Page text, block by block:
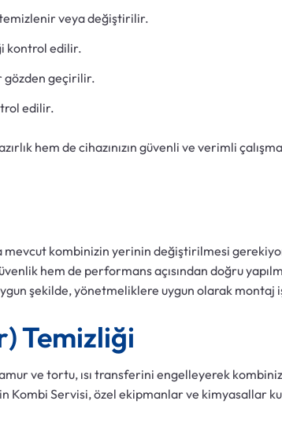
veya değiştirilir.
kontrol edilir.
gözden geçirilir.
edilir.
hem de cihazınızın güvenli ve verimli
mevcut kombinizin yerinin değiştirilmesi
hem de performans açısından doğru
şekilde, yönetmeliklere uygun olarak
Temizliği
ve tortu, ısı transferini engelleyerek
Kombi Servisi, özel ekipmanlar ve kimyasallar